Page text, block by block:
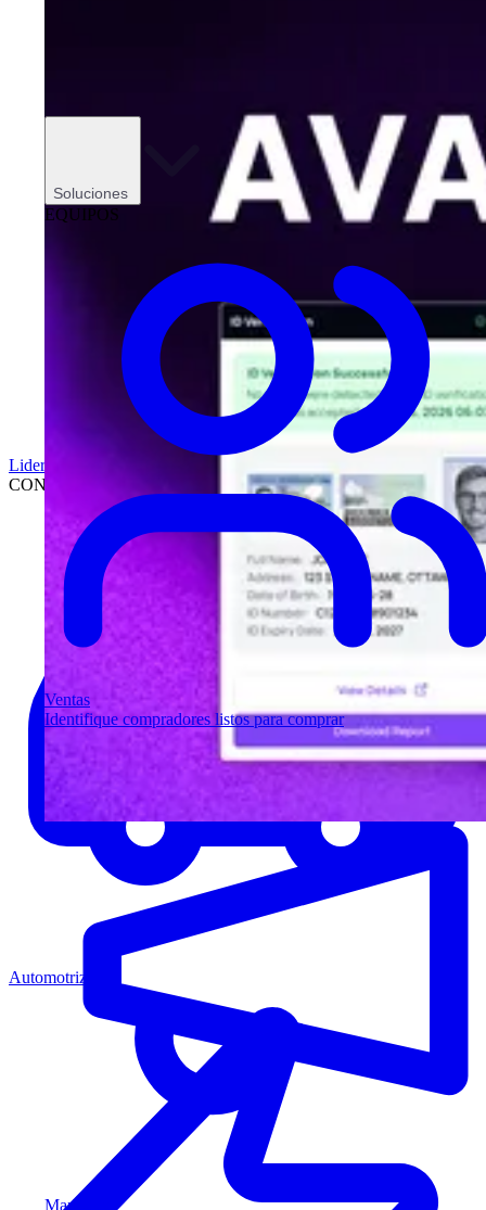
Soluciones
EQUIPOS
Ventas
Identifique compradores listos para comprar
Marketing
Liderazgo
CONCESIONARIOS
Automotriz